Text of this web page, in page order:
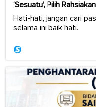
‘Sesuatu’, Pilih
Hati-hati, jangan cari
selama ini baik hati.